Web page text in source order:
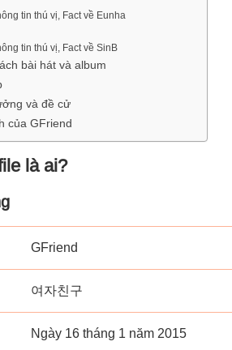
tin thú vị, Fact về Eunha
tin thú vị, Fact về SinB
bài hát và album
và đề cử
của GFriend
là ai?
GFriend
여자친구
Ngày 16 tháng 1 năm 2015